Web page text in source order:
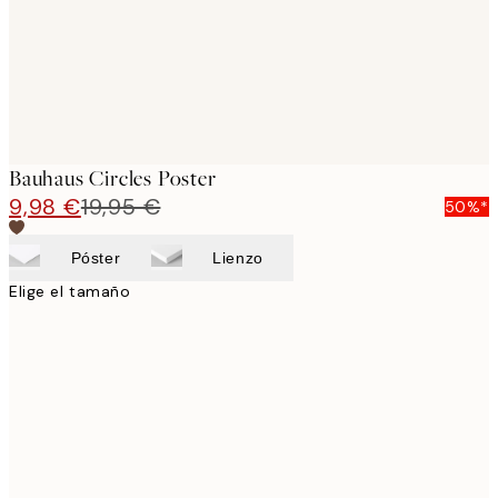
Bauhaus Circles Poster
9,98 €19,95 € 50%*
Póster Lienzo
Elige el tamaño